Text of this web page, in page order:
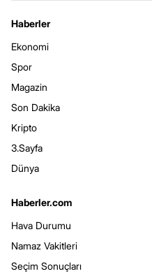
Haberler
Ekonomi
Spor
Magazin
Son Dakika
Kripto
3.Sayfa
Dünya
Haberler.com
Hava Durumu
Namaz Vakitleri
Seçim Sonuçları